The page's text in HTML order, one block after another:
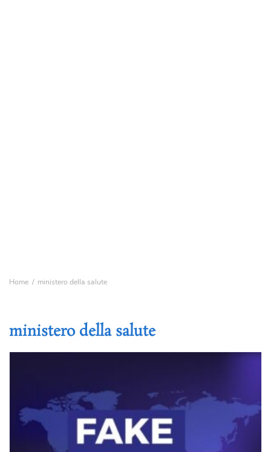
Home ministero della salute
ministero della salute